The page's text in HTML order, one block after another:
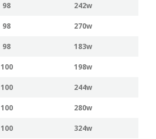
98 242w
98 270w
98 183w
100 198w
100 244w
100 280w
100 324w